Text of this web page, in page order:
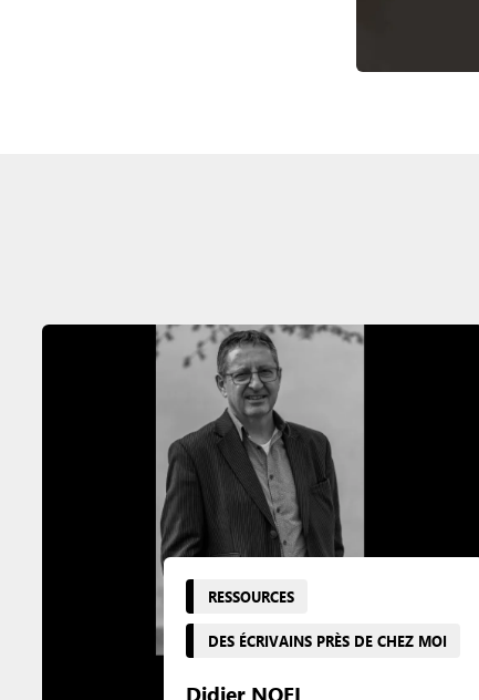
RESSOURCES
DES ÉCRIVAINS PRÈS DE CHEZ MOI
Didier NOEL